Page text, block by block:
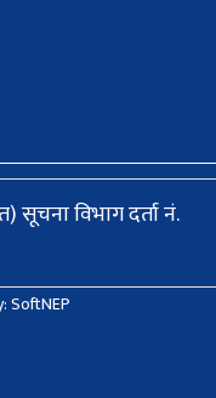
SoftNEP
सूचना विभाग दर्ता नं.